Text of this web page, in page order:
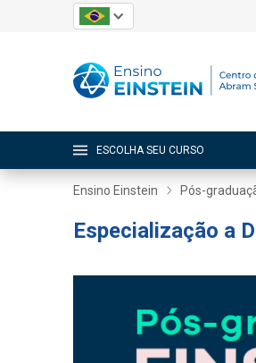
ESCOLHA SEU CURSO
Ensino Einstein Pós-
Especialização a